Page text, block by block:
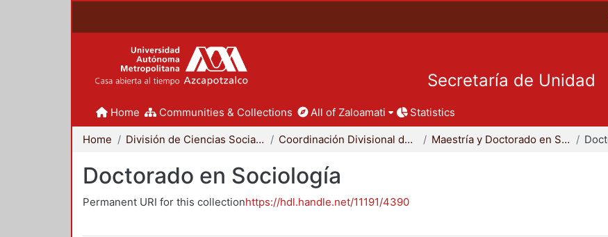
Secretaría de Unidad
Home Communities & Collections All of Zaloamati Statistics
Home División de Ciencias Sociales y Humanidades Coordinación Divisional de Posgrado Maestría y Doctorado en Sociología
Doctorado en Sociología
Permanent URI for this collectionhttps://hdl.handle.net/11191/4390